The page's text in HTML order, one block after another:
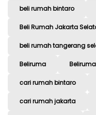
beli rumah bintaro
Beli Rumah Jakarta
beli rumah tangerang
Beliruma
cari rumah bintaro
cari rumah jakarta